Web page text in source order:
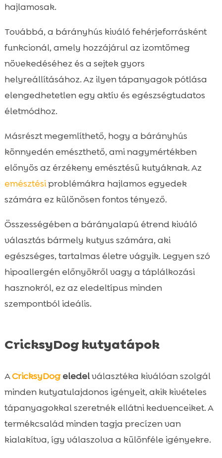
hajlamosak.
Továbbá, a bárányhús kiváló fehérjeforrásként
funkcionál, amely hozzájárul az izomtömeg
növekedéséhez és a sejtek gyors
helyreállításához. Az ilyen tápanyagok pótlása
elengedhetetlen egy aktív és egészségtudatos
életmódhoz.
Másrészt megemlíthető, hogy a bárányhús
könnyedén emészthető, ami nagymértékben
előnyös az érzékeny emésztésű kutyáknak. Az
emésztésiproblémákra hajlamos egyedek
számára ez különösen fontos tényező.
Összességében a bárányalapú étrend kiváló
választás bármely kutyus számára, aki
egészséges, tartalmas életre vágyik. Legyen szó
hipoallergén előnyökről vagy a táplálkozási
hasznokról, ez az eledeltípus minden
szempontból ideális.
CricksyDog kutyatápok
ACricksyDogeledelválasztéka kiválóan szolgál
minden kutyatulajdonos igényeit, akik kivételes
tápanyagokkal szeretnék ellátni kedvenceiket. A
termékcsalád minden tagja precízen van
kialakítva, így válaszolva a különféle igényekre.